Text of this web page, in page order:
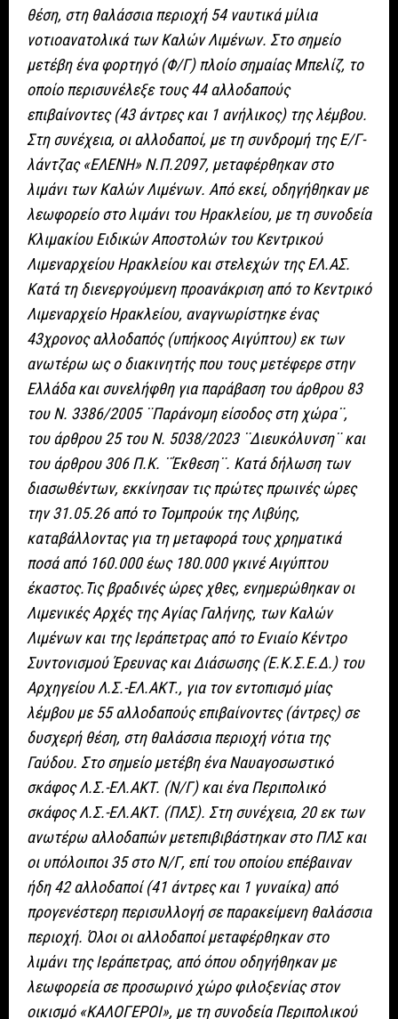
θέση, στη θαλάσσια περιοχή 54 ναυτικά μίλια
νοτιοανατολικά των Καλών Λιμένων. Στο σημείο
μετέβη ένα φορτηγό (Φ/Γ) πλοίο σημαίας Μπελίζ, το
οποίο περισυνέλεξε τους 44 αλλοδαπούς
επιβαίνοντες (43 άντρες και 1 ανήλικος) της λέμβου.
Στη συνέχεια, οι αλλοδαποί, με τη συνδρομή της Ε/Γ-
λάντζας «ΕΛΕΝΗ» Ν.Π.2097, μεταφέρθηκαν στο
λιμάνι των Καλών Λιμένων. Από εκεί, οδηγήθηκαν με
λεωφορείο στο λιμάνι του Ηρακλείου, με τη συνοδεία
Κλιμακίου Ειδικών Αποστολών του Κεντρικού
Λιμεναρχείου Ηρακλείου και στελεχών της ΕΛ.ΑΣ.
Κατά τη διενεργούμενη προανάκριση από το Κεντρικό
Λιμεναρχείο Ηρακλείου, αναγνωρίστηκε ένας
43χρονος αλλοδαπός (υπήκοος Αιγύπτου) εκ των
ανωτέρω ως ο διακινητής που τους μετέφερε στην
Ελλάδα και συνελήφθη για παράβαση του άρθρου 83
του Ν. 3386/2005 ¨Παράνομη είσοδος στη χώρα¨,
του άρθρου 25 του Ν. 5038/2023 ¨Διευκόλυνση¨ και
του άρθρου 306 Π.Κ. ¨Έκθεση¨. Κατά δήλωση των
διασωθέντων, εκκίνησαν τις πρώτες πρωινές ώρες
την 31.05.26 από το Τομπρούκ της Λιβύης,
καταβάλλοντας για τη μεταφορά τους χρηματικά
ποσά από 160.000 έως 180.000 γκινέ Αιγύπτου
έκαστος.Τις βραδινές ώρες χθες, ενημερώθηκαν οι
Λιμενικές Αρχές της Αγίας Γαλήνης, των Καλών
Λιμένων και της Ιεράπετρας από το Ενιαίο Κέντρο
Συντονισμού Έρευνας και Διάσωσης (Ε.Κ.Σ.Ε.Δ.) του
Αρχηγείου Λ.Σ.-ΕΛ.ΑΚΤ., για τον εντοπισμό μίας
λέμβου με 55 αλλοδαπούς επιβαίνοντες (άντρες) σε
δυσχερή θέση, στη θαλάσσια περιοχή νότια της
Γαύδου. Στο σημείο μετέβη ένα Ναυαγοσωστικό
σκάφος Λ.Σ.-ΕΛ.ΑΚΤ. (Ν/Γ) και ένα Περιπολικό
σκάφος Λ.Σ.-ΕΛ.ΑΚΤ. (ΠΛΣ). Στη συνέχεια, 20 εκ των
ανωτέρω αλλοδαπών μετεπιβιβάστηκαν στο ΠΛΣ και
οι υπόλοιποι 35 στο Ν/Γ, επί του οποίου επέβαιναν
ήδη 42 αλλοδαποί (41 άντρες και 1 γυναίκα) από
προγενέστερη περισυλλογή σε παρακείμενη θαλάσσια
περιοχή. Όλοι οι αλλοδαποί μεταφέρθηκαν στο
λιμάνι της Ιεράπετρας, από όπου οδηγήθηκαν με
λεωφορεία σε προσωρινό χώρο φιλοξενίας στον
οικισμό «ΚΑΛΟΓΕΡΟΙ», με τη συνοδεία Περιπολικού